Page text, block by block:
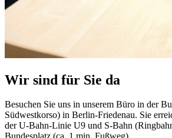
Wir sind für Sie da
Besuchen Sie uns in unserem Büro in der
Südwestkorso) in Berlin-Friedenau. Sie
der U-Bahn-Linie U9 und S-Bahn